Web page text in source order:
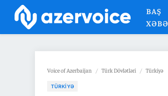
BAŞ
Voice of Azerbaijan / Türk Dövlətləri / Türkiyə
TÜRKIYƏ